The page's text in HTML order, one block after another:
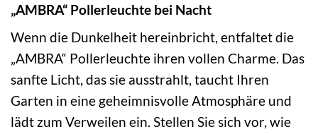
„AMBRA“ Pollerleuchte bei Nacht
Wenn die Dunkelheit hereinbricht, entfaltet die
„AMBRA“ Pollerleuchte ihren vollen Charme. Das
sanfte Licht, das sie ausstrahlt, taucht Ihren
Garten in eine geheimnisvolle Atmosphäre und
lädt zum Verweilen ein. Stellen Sie sich vor, wie